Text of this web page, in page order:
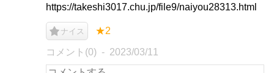
https://takeshi3017.chu.jp/file9/naiyou28313.html
ナイス ★2
コメント(0) 2023/03/11